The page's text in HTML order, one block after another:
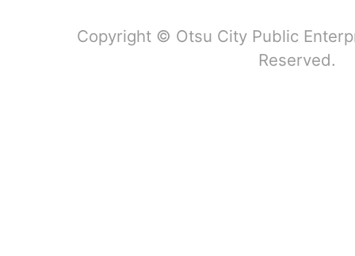
Copyright © Otsu City Public
Reserved.